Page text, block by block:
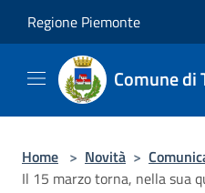
Regione Piemonte
Comune di
Home > Novità >
Il 15 marzo torna, nella sua